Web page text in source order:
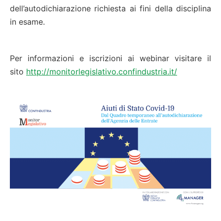
dell’autodichiarazione richiesta ai fini della disciplina
in esame.
Per informazioni e iscrizioni ai webinar visitare il
sito http://monitorlegislativo.confindustria.it/